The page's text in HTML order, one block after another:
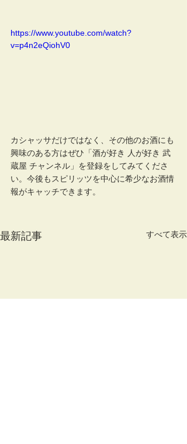
https://www.youtube.com/watch?
v=p4n2eQiohV0
カシャッサだけではなく、その他のお酒にも
興味のある方はぜひ「酒が好き 人が好き 武
蔵屋 チャンネル」を登録をしてみてくださ
い。今後もスピリッツを中心に希少なお酒情
報がキャッチできます。
最新記事 すべて表示